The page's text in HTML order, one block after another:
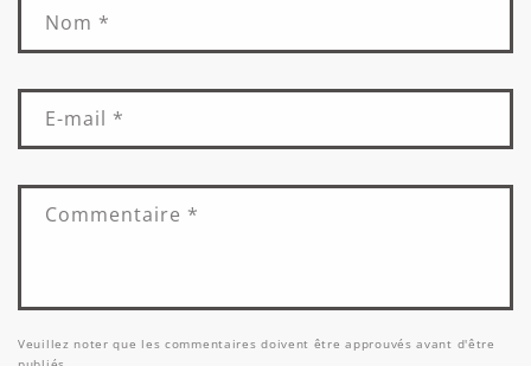
Nom *
E-mail *
Commentaire *
Veuillez noter que les commentaires doivent être approuvés avant d'être